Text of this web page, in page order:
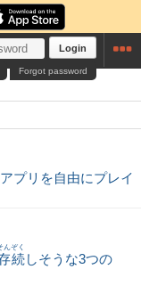
Login
Forgot password
プリを自由にプレイ
続
んぞく
しそうな3つの